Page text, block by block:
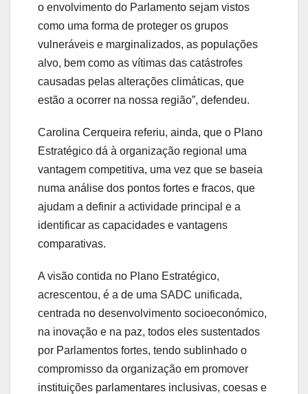
o envolvimento do Parlamento sejam vistos
como uma forma de proteger os grupos
vulneráveis e marginalizados, as populações
alvo, bem como as vítimas das catástrofes
causadas pelas alterações climáticas, que
estão a ocorrer na nossa região”, defendeu.
Carolina Cerqueira referiu, ainda, que o Plano
Estratégico dá à organização regional uma
vantagem competitiva, uma vez que se baseia
numa análise dos pontos fortes e fracos, que
ajudam a definir a actividade principal e a
identificar as capacidades e vantagens
comparativas.
A visão contida no Plano Estratégico,
acrescentou, é a de uma SADC unificada,
centrada no desenvolvimento socioeconómico,
na inovação e na paz, todos eles sustentados
por Parlamentos fortes, tendo sublinhado o
compromisso da organização em promover
instituições parlamentares inclusivas, coesas e